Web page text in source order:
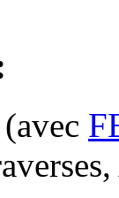
(avec